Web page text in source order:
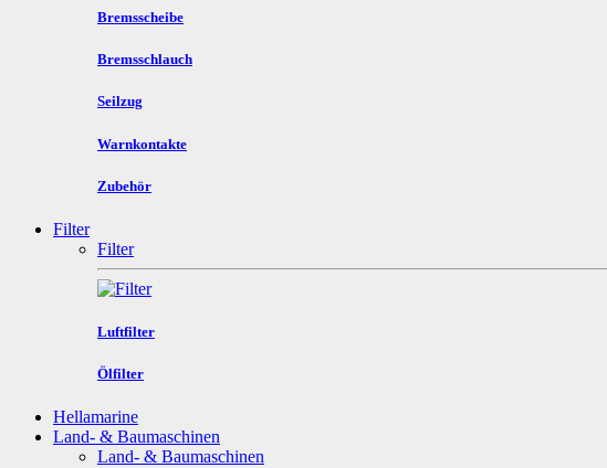
Bremsscheibe
Bremsschlauch
Seilzug
Warnkontakte
Zubehör
Filter
Filter
Luftfilter
Ölfilter
Hellamarine
Land- & Baumaschinen
Land- & Baumaschinen